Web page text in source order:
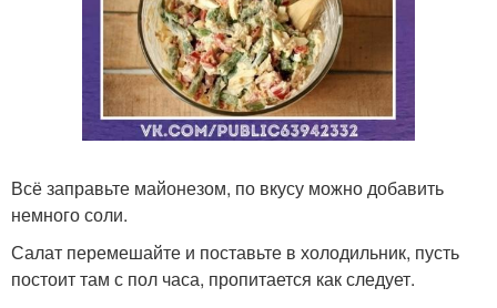
Всё заправьте майонезом, по вкусу можно добавить
немного соли.
Салат перемешайте и поставьте в холодильник, пусть
постоит там с пол часа, пропитается как следует.